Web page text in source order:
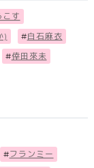
こす
) #白石麻衣
#倖田來未
#フランミー